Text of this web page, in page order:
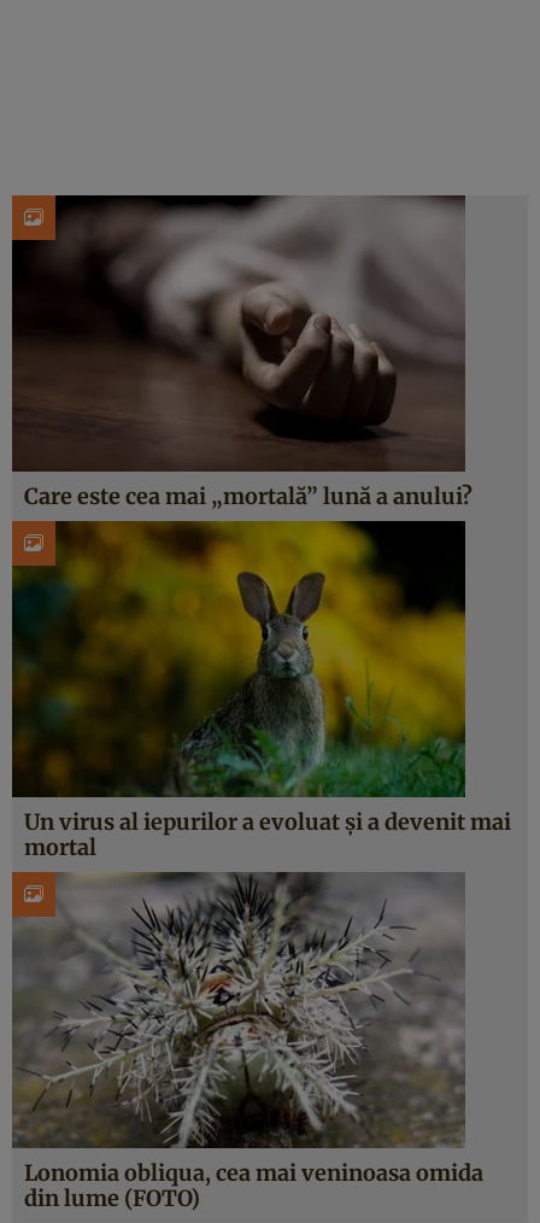
Care este cea mai „mortală” lună a anului?
Un virus al iepurilor a evoluat și a devenit mai
mortal
Lonomia obliqua, cea mai veninoasa omida
din lume (FOTO)